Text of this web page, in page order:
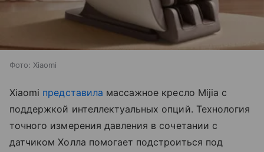
Фото: Xiaomi
Xiaomi представила массажное кресло Mijia с
поддержкой интеллектуальных опций. Технология
точного измерения давления в сочетании с
датчиком Холла помогает подстроиться под